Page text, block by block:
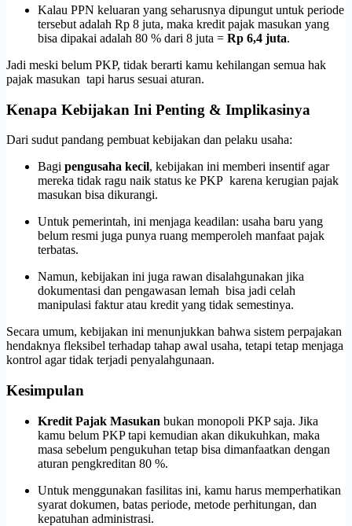
Kalau PPN keluaran yang seharusnya dipungut untuk periode
tersebut adalah Rp 8 juta, maka kredit pajak masukan yang
bisa dipakai adalah 80 % dari 8 juta = Rp 6,4 juta.
Jadi meski belum PKP, tidak berarti kamu kehilangan semua hak
pajak masukan tapi harus sesuai aturan.
Kenapa Kebijakan Ini Penting & Implikasinya
Dari sudut pandang pembuat kebijakan dan pelaku usaha:
Bagi pengusaha kecil, kebijakan ini memberi insentif agar
mereka tidak ragu naik status ke PKP karena kerugian pajak
masukan bisa dikurangi.
Untuk pemerintah, ini menjaga keadilan: usaha baru yang
belum resmi juga punya ruang memperoleh manfaat pajak
terbatas.
Namun, kebijakan ini juga rawan disalahgunakan jika
dokumentasi dan pengawasan lemah bisa jadi celah
manipulasi faktur atau kredit yang tidak semestinya.
Secara umum, kebijakan ini menunjukkan bahwa sistem perpajakan
hendaknya fleksibel terhadap tahap awal usaha, tetapi tetap menjaga
kontrol agar tidak terjadi penyalahgunaan.
Kesimpulan
Kredit Pajak Masukan bukan monopoli PKP saja. Jika
kamu belum PKP tapi kemudian akan dikukuhkan, maka
masa sebelum pengukuhan tetap bisa dimanfaatkan dengan
aturan pengkreditan 80 %.
Untuk menggunakan fasilitas ini, kamu harus memperhatikan
syarat dokumen, batas periode, metode perhitungan, dan
kepatuhan administrasi.